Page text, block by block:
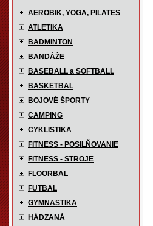
AEROBIK, YOGA, PILATES
ATLETIKA
BADMINTON
BANDÁŽE
BASEBALL a SOFTBALL
BASKETBAL
BOJOVÉ ŠPORTY
CAMPING
CYKLISTIKA
FITNESS - POSILŇOVANIE
FITNESS - STROJE
FLOORBAL
FUTBAL
GYMNASTIKA
HÁDZANÁ